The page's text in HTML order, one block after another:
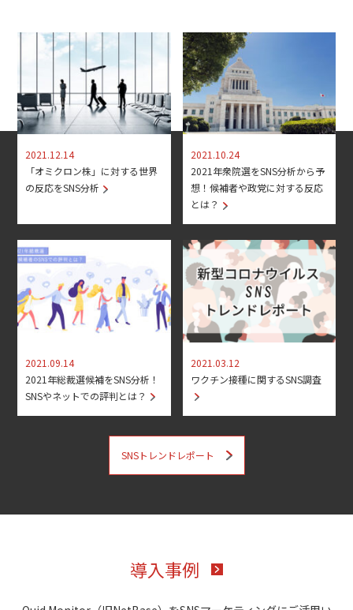
2021.12.14
「オミクロン株」に対する世界
の反応をSNS分析
2021.10.24
2021年衆院選をSNS分析から予
想！候補者や政党に対する反応
とは？
2021.09.14
2021年総裁選候補をSNS分析！
SNSやネットでの評判とは？
2021.03.12
ワクチン接種に関するSNS調査
SNSトレンドレポート
導入事例